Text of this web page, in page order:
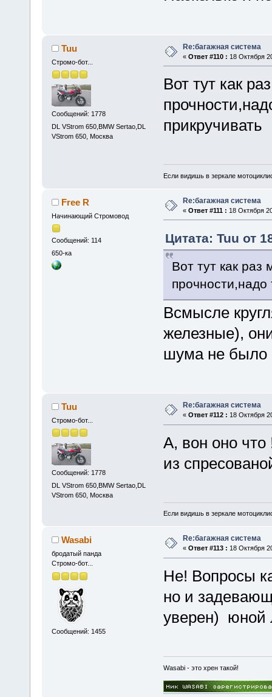
Tuu
Стромо-бот...
Сообщений: 1778
DL VStrom 650,BMW Sertao,DL
VStrom 650, Москва
Re:багажная система
« Ответ #110 : 18 Октября
Вот тут как
прикручивать
Если видишь в зеркале
Free R
Начинающий Стромовод
Сообщений: 114
650-ка
Re:багажная система
« Ответ #111 : 18 Октября
Цитата: Tuu от
Вот тут как раз
прочности,надо
Всмысле
железные),
шума не было
Tuu
Стромо-бот...
Сообщений: 1778
DL VStrom 650,BMW Sertao,DL
VStrom 650, Москва
Re:багажная система
« Ответ #112 : 18 Октября
А, вон оно что
из
Если видишь в зеркале
Wasabi
бродатый панда
Стромо-бот...
Сообщений: 1455
Re:багажная система
« Ответ #113 : 18 Октября
Не! Вопросы
но и
уверен) юной
Wasabi - это хрен такой!